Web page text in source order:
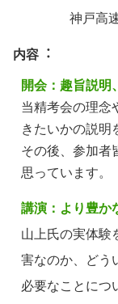
神戸高
内容︓
開会：趣旨説
当精考会の理念
きたいかの説明
その後、参加者
思っています。
講演：より豊
山上氏の実体験
害なのか、どう
必要なことにつ